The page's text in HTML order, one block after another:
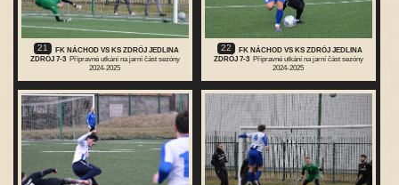
21
FK NÁCHOD VS KS ZDRÓJ JEDLINA
ZDRÓJ 7-3 Přípravné utkání na jarní část sezóny
2024-2025
22
FK NÁCHOD VS KS ZDRÓJ JEDLINA
ZDRÓJ 7-3 Přípravné utkání na jarní část sezóny
2024-2025